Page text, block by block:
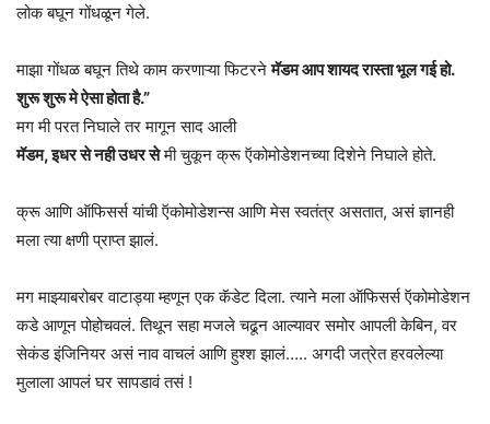
लोक बघून गोंधळून गेले.
माझा गोंधळ बघून तिथे काम करणाऱ्या फिटरनेमॅडम आप शायद रास्ता भूल गई हो.
शुरू शुरू मे ऐसा होता है.”
मग मी परत निघाले तर मागून साद आली
मॅडम, इधर से नही उधर सेमी चुकून क्रू ऍकोमोडेशनच्या दिशेने निघाले होते.
क्रू आणि ऑफिसर्स यांची ऍकोमोडेशन्स आणि मेस स्वतंत्र असतात, असं ज्ञानही
मला त्या क्षणी प्राप्त झालं.
मग माझ्याबरोबर वाटाड्या म्हणून एक कॅडेट दिला. त्याने मला ऑफिसर्स ऍकोमोडेशन
कडे आणून पोहोचवलं. तिथून सहा मजले चढून आल्यावर समोर आपली केबिन, वर
सेकंड इंजिनियर असं नाव वाचलं आणि हुश्श झालं….. अगदी जत्रेत हरवलेल्या
मुलाला आपलं घर सापडावं तसं !